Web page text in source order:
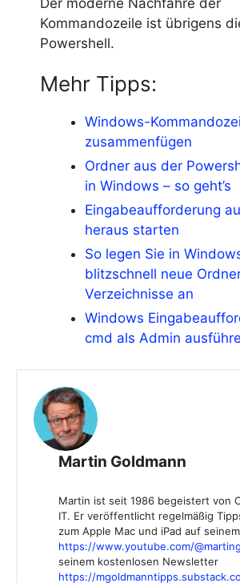
Der moderne Nachfahre der
Kommandozeile ist übrigens
Powershell.
Mehr Tipps:
Windows-
zusammenfügen
Ordner aus der
in Windows – so geht’s
Eingabeaufforderung
heraus starten
So legen Sie in
blitzschnell neue
Verzeichnisse an
Windows
cmd als Admin
Martin Goldmann
Martin ist seit 1986 begeistert von
IT. Er veröffentlicht regelmäßig
zum Apple Mac und iPad auf
https://www.youtube.com/
seinem kostenlosen Newsletter
https://